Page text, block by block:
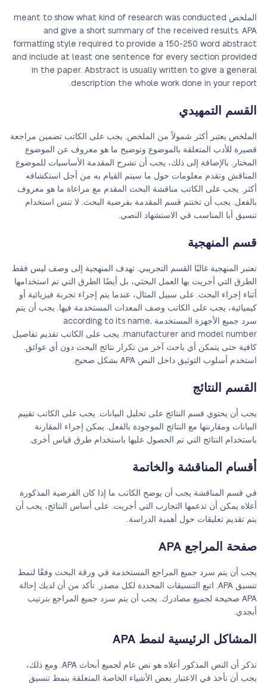
الملخص meant to show what kind of research was conducted
and give a short summary of the received results. APA
formatting style required to provide a 150-250 word abstract
and include at least one sentence for every section provided
in the paper. Abstract is usually written to give a general
description the whole work done in your report.
القسم التمهيدي
الملخص يعتبر أكثر شمولاً من الملخص. يجب على الكاتب تضمين مراجعة
قصيرة للأدب المتعلقة بالموضوع وتوضيح ما هو معروف عن الموضوع
المختار. بالإضافة إلى ذلك، يجب أن تشرح المقدمة الأساسيات للموضوع
المناقش وتقدم معلومات حول ما سيتم القيام به من أجل استكشافه
أكثر. يجب على الكاتب مناقشة البحث المقدم مع مراعاة ما هو معروف
بالفعل. يجب أن تختتم قسم المقدمة بفرضية البحث. لا تنس استخدام
تنسيق أبا المناسب في الاستشهاد النصي.
قسم المنهجية
تعتبر المنهجية غالبًا القسم التجريبي. تهدف المنهجية إلى وصف ليس فقط
الطرق التي أجريت بها العمل البحثي، بل أيضًا الطرق التي تم استخدامها
أثناء إجراء البحث. على سبيل المثال، عندما يتم إجراء تجربة فيزيائية أو
كيميائية، يجب على الكاتب وصف المعدات المستخدمة فيها. يجب أن يتم
سرد جميع الأجهزة المستخدمة according to its name,
manufacturer and model number. يجب على الكاتب تقديم تفاصيل
كافية حتى يتمكن أي باحث آخر من تكرار نتائج البحث دون أي عوائق.
استخدم أسلوب التوثيق داخل النص APA بشكل صحيح.
القسم النتائج
يجب أن يحتوي قسم النتائج على تحليل البيانات. يجب على الكاتب تقييم
البيانات ومقارنتها مع النتائج الموجودة بالفعل. يمكن إجراء المقارنة
باستخدام النتائج التي تم الحصول عليها باستخدام طرق قياس أخرى.
أقسام المناقشة والخاتمة
في قسم المناقشة يجب أن يوضح الكاتب ما إذا كان الفرضية المذكورة
أعلاه يمكن أن تدعمها التجارب التي أجريت. على أساس النتائج، يجب أن
يتم تقديم تعليقات حول أهمية الدراسة.
صفحة المراجع APA
يجب أن يتم سرد جميع المراجع المستخدمة في ورقة البحث وفقًا لنمط
تنسيق APA. اتبع التنسيقات المحددة لكل مصدر. تأكد من أن لديك إحالة
APA صحيحة لجميع مصادرك. يجب أن يتم سرد جميع المراجع بترتيب
أبجدي.
المشاكل الرئيسية لنمط APA
تذكر أن النص المذكور أعلاه هو نص عام لجميع أبحاث APA. ومع ذلك،
يجب أن تأخذ في الاعتبار بعض الأشياء الخاصة المتعلقة بنمط تنسيق